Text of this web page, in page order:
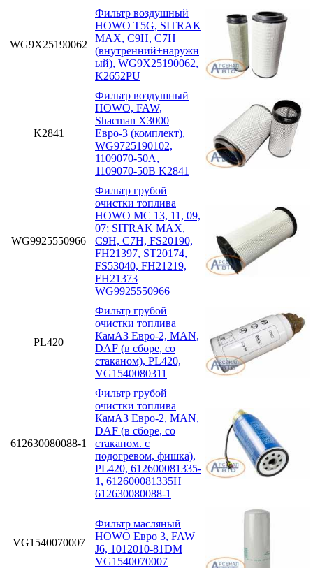
WG9X25190062
Фильтр воздушный
HOWO T5G, SITRAK
MAX, C9H, C7H
(внутренний+наружн
ый), WG9X25190062,
K2652PU
K2841
Фильтр воздушный
HOWO, FAW,
Shacman X3000
Евро-3 (комплект),
WG9725190102,
1109070-50A,
1109070-50B K2841
WG9925550966
Фильтр грубой
очистки топлива
HOWO MC 13, 11, 09,
07; SITRAK MAX,
C9H, C7H, FS20190,
FH21397, ST20174,
FS53040, FH21219,
FH21373
WG9925550966
PL420
Фильтр грубой
очистки топлива
КамАЗ Евро-2, MAN,
DAF (в сборе, со
стаканом), PL420,
VG1540080311
612630080088-1
Фильтр грубой
очистки топлива
КамАЗ Евро-2, MAN,
DAF (в сборе, со
стаканом. с
подогревом, фишка),
PL420, 612600081335-
1, 612600081335H
612630080088-1
VG1540070007
Фильтр масляный
HOWO Евро 3, FAW
J6, 1012010-81DM
VG1540070007